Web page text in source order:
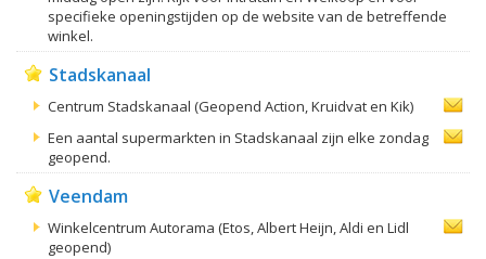
specifieke openingstijden op de website van de betreffende
winkel.
Stadskanaal
Centrum Stadskanaal (Geopend Action, Kruidvat en Kik)
Een aantal supermarkten in Stadskanaal zijn elke zondag
geopend.
Veendam
Winkelcentrum Autorama (Etos, Albert Heijn, Aldi en Lidl
geopend)